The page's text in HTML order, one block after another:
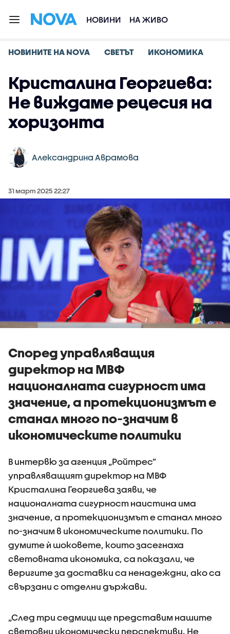
НОВИНИ НА ЖИВО
НОВИНИТЕ НА NOVA СВЕТЪТ ИКОНОМИКА
Кристалина Георгиева:
Не виждаме рецесия на
хоризонта
Александрина Аврамова
31 март 2025 22:27
Според управляващия
директор на МВФ
националната сигурност има
значение, а протекционизмът е
станал много по-значим в
икономическите политики
В интервю за агенция „Ройтрес”
управляващият директор на МВФ
Кристалина Георгиева заяви, че
националната сигурност наистина има
значение, а протекционизмът е станал много
по-значим в икономическите политики. По
думите ѝ шоковете, които засегнаха
световната икономика, са показали, че
веригите за доставки са ненадеждни, ако са
свързани с отделни държави.
„След три седмици ще представим нашите
световни икономически перспективи. Не